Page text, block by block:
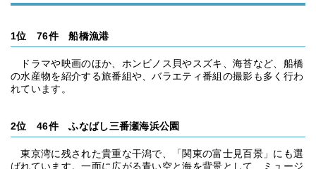
1位 76件 船橋漁港
ドラマや映画のほか、ホンビノス貝やスズキ、海苔など、船橋
の水産物を紹介する旅番組や、バラエティ番組の撮影も多く行わ
れています。
2位 46件 ふなばし三番瀬海浜公園
東京湾に残された貴重な干潟で、「関東の富士見百景」にも選
ばれています。一面に広がる青い空と海を背景として、ミュージ